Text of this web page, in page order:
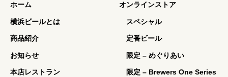
ホーム
横浜ビールとは
商品紹介
お知らせ
本店レストラン
オンラインストア
スペシャル
定番ビール
限定 – めぐりあい
限定 – Brewers One Series